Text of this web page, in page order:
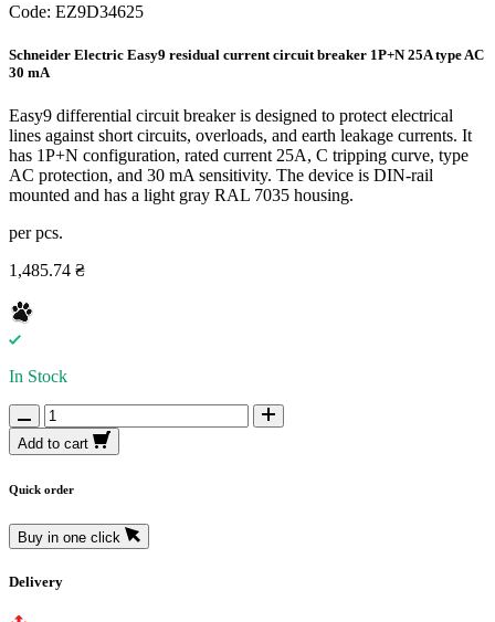
Code: EZ9D34625
Schneider Electric Easy9 residual current circuit breaker 1P+N 25A type AC
30 mA
Easy9 differential circuit breaker is designed to protect electrical
lines against short circuits, overloads, and earth leakage currents. It
has 1P+N configuration, rated current 25A, C tripping curve, type
AC protection, and 30 mA sensitivity. The device is DIN-rail
mounted and has a light gray RAL 7035 housing.
per pcs.
1,485.74 ₴
In Stock
Add to cart
Quick order
Buy in one click
Delivery